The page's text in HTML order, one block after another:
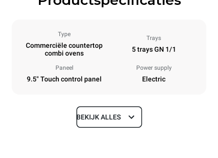
Type
Commerciële countertop
combi ovens
Trays
5 trays GN 1/1
Paneel
9.5" Touch control panel
Power supply
Electric
Afmetingen
BEKIJK ALLES